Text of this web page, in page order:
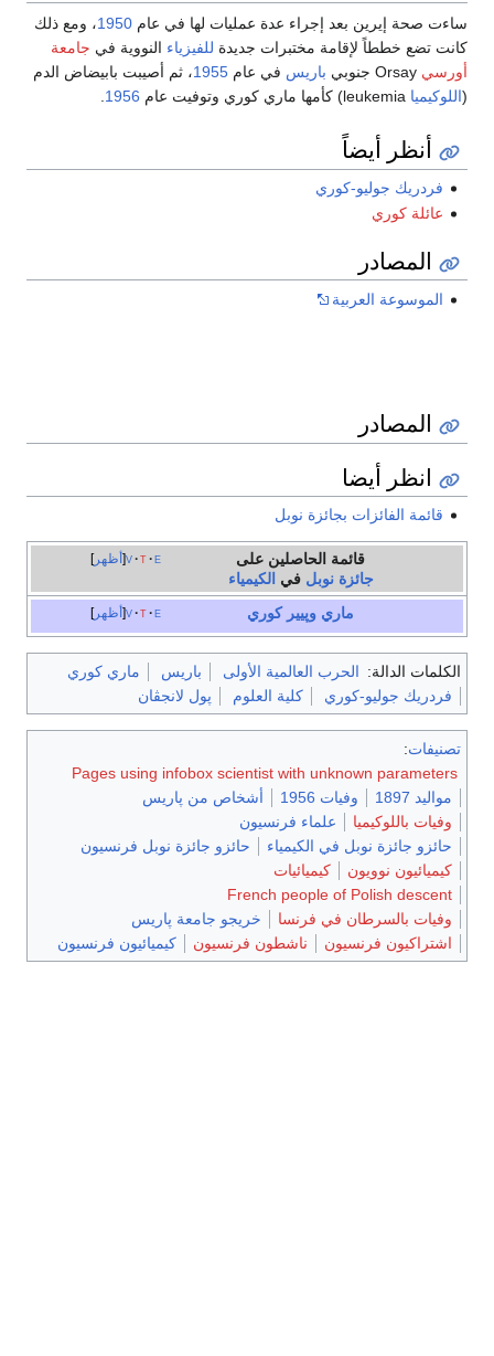
ساءت صحة إيرين بعد إجراء عدة عمليات لها في عام 1950، ومع ذلك
كانت تضع خططاً لإقامة مختبرات جديدة للفيزياء النووية في جامعة
أورسي
باريس في عام 1955، ثم أصيبت بابيضاض الدم
(اللوكيميا 1956
.
أنظر أيضاً
فردريك جوليو-كوري
عائلة كوري
المصادر
الموسوعة العربية
المصادر
انظر أيضا
قائمة الفائزات بجائزة نوبل
أظهر v t e
قائمة الحاصلين على
جائزة نوبل في الكيمياء
أظهر v t e ماري وپيير كوري
الكلمات الدالة: الحرب العالمية الأولى باريس
ماري كوري
فردريك جوليو-كوري
كلية العلوم پول لانجڤان
تصنيفات:
Pages using infobox scientist with unknown parameters
مواليد 1897
وفيات 1956
أشخاص من پاريس
وفيات باللوكيميا
علماء فرنسيون
حائزو جائزة نوبل في الكيمياء
حائزو جائزة نوبل فرنسيون
كيميائيون نوويون
كيميائيات
French people of Polish descent
وفيات بالسرطان في فرنسا
خريجو جامعة پاريس
اشتراكيون فرنسيون
ناشطون فرنسيون كيميائيون فرنسيون